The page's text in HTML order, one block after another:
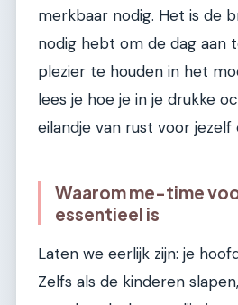
merkbaar nodig. Het is de
nodig hebt om de dag aan
plezier te houden in het
lees je hoe je in je drukke
eilandje van rust voor
Waarom me-time
essentieel is
Laten we eerlijk zijn: je
Zelfs als de kinderen